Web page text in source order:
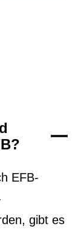
EFB-
gibt es